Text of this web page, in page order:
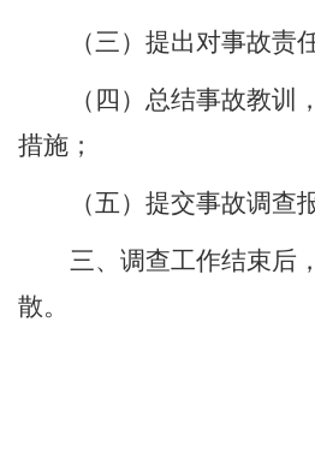
（三）提出对事故责
（四）总结事故教训
措施；
（五）提交事故调查
三、调查工作结束后
散。